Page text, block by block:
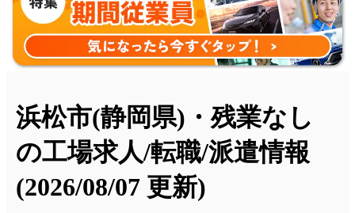
浜松市(静岡県)・残業なし
の工場求人/転職/派遣情報
(2026/08/07 更新)